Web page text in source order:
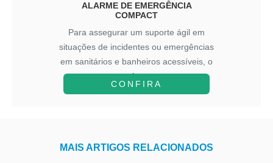
ALARME DE EMERGÊNCIA
COMPACT
Para assegurar um suporte ágil em
situações de incidentes ou emergências
em sanitários e banheiros acessíveis, o
A...
CONFIRA
MAIS ARTIGOS RELACIONADOS